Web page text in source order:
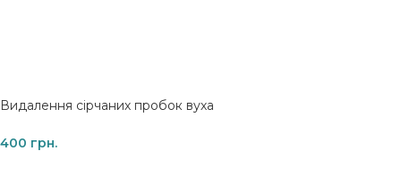
Видалення сірчаних пробок вуха
400